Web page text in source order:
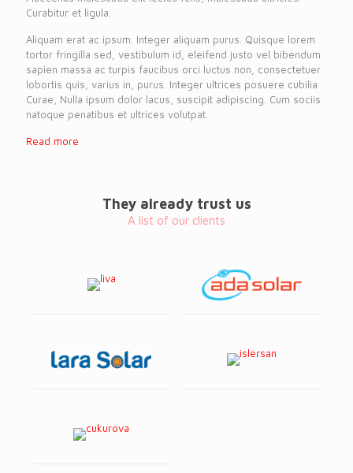
Curabitur et ligula.
Aliquam erat ac ipsum. Integer aliquam purus. Quisque lorem
tortor fringilla sed, vestibulum id, eleifend justo vel bibendum
sapien massa ac turpis faucibus orci luctus non, consectetuer
lobortis quis, varius in, purus. Integer ultrices posuere cubilia
Curae, Nulla ipsum dolor lacus, suscipit adipiscing. Cum sociis
natoque penatibus et ultrices volutpat.
Read more
They already trust us
A list of our clients